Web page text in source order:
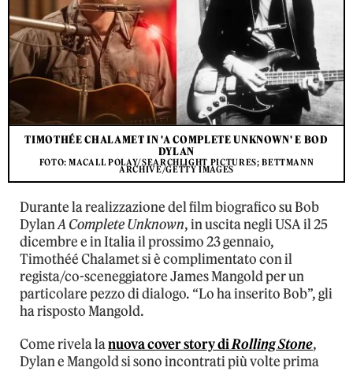
TIMOTHÉE CHALAMET IN 'A COMPLETE UNKNOWN' E BOD
DYLAN
FOTO: MACALL POLAY/SEARCHLIGHT PICTURES; BETTMANN
ARCHIVE/GETTY IMAGES
Durante la realizzazione del film biografico su Bob
DylanA Complete Unknown, in uscita negli USA il 25
dicembre e in Italia il prossimo 23 gennaio,
Timothéé Chalamet si è complimentato con il
regista/co-sceneggiatore James Mangold per un
particolare pezzo di dialogo. “Lo ha inserito Bob”, gli
ha risposto Mangold.
Come rivela lanuova cover story diRolling Stone,
Dylan e Mangold si sono incontrati più volte prima